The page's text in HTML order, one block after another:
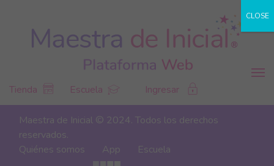
Tienda Escuela Ingresar
CLOSE
Maestra de Inicial © 2024. Todos los derechos
reservados.
Quiénes somos
App Escuela